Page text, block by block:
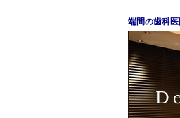
端間の歯科